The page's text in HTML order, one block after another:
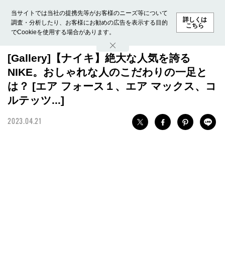
当サイトでは当社の提携先等がお客様のニーズ等について
調査・分析したり、お客様にお勧めの広告を表示する目的
でCookieを使用する場合があります。
詳しくは
こちら
ホーム モデル募集 ランキング ファッション ビューテ
[Gallery]【ナイキ】絶大な人気を誇る
NIKE。おしゃれな人のこだわりの一足と
は？ [エア フォース１、エア マックス、コ
ルテッツ...]
2023.04.21